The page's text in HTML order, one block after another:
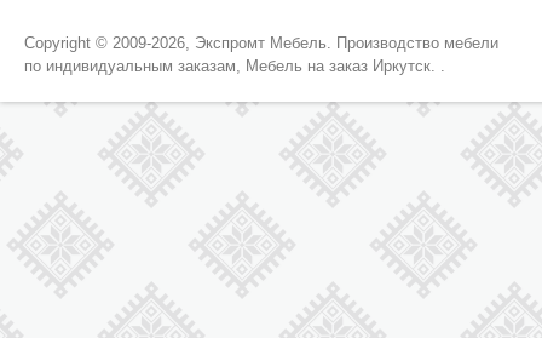
Copyright © 2009-2026, Экспромт Мебель. Производство мебели
по индивидуальным заказам, Мебель на заказ Иркутск. .